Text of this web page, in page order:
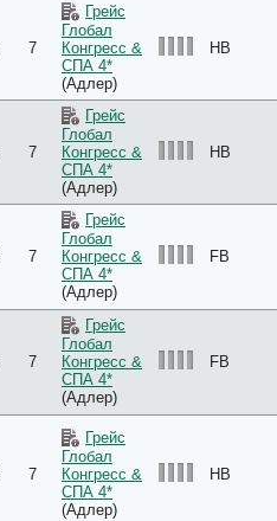
7
Грейс
Глобал
Конгресс &
СПА 4*
(Адлер)
HB
7
Грейс
Глобал
Конгресс &
СПА 4*
(Адлер)
HB
7
Грейс
Глобал
Конгресс &
СПА 4*
(Адлер)
FB
7
Грейс
Глобал
Конгресс &
СПА 4*
(Адлер)
FB
7
Грейс
Глобал
Конгресс &
СПА 4*
(Адлер)
HB